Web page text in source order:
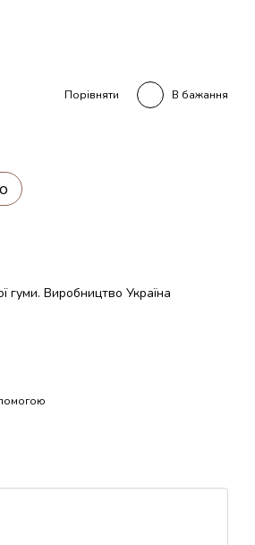
Порівняти В бажання
Виробництво Україна